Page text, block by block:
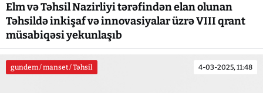
Elm və Təhsil Nazirliyi tərəfindən elan olunan
Təhsildə inkişaf və innovasiyalar üzrə VIII qrant
müsabiqəsi yekunlaşıb
gundem / manset / Təhsil 4-03-2025, 11:48